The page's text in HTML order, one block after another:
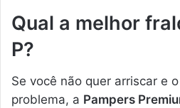
Qual a melhor
P?
Se você não quer arriscar e
problema, a Pampers